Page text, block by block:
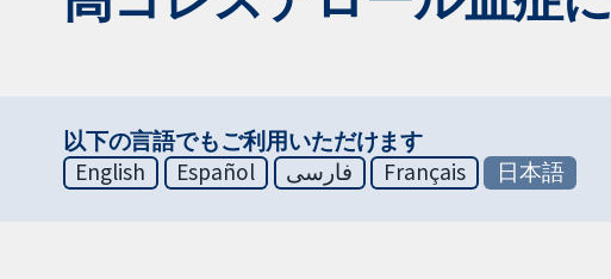
以下の言語でもご利用いただけます
English
Español فارسی Français 日本語